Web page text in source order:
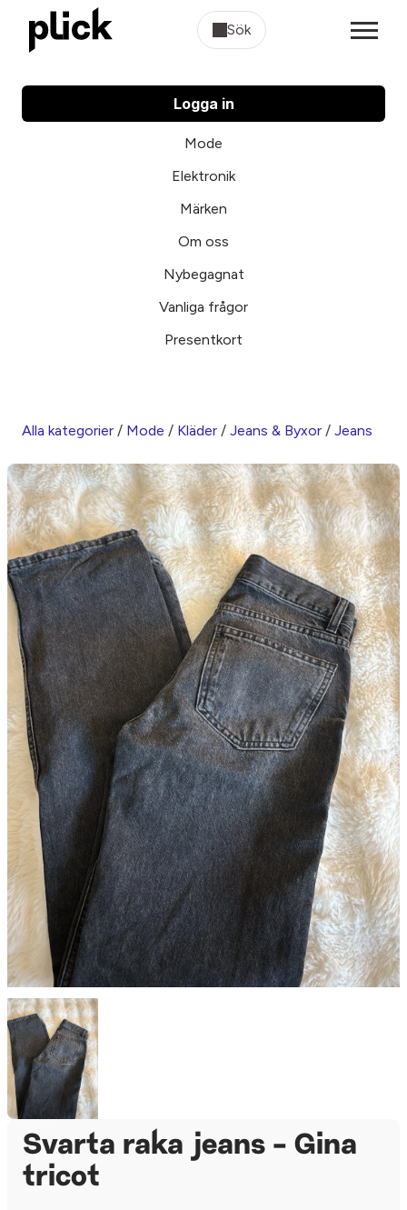
Sök
Logga in
Mode
Elektronik
Märken
Om oss
Nybegagnat
Vanliga frågor
Presentkort
Alla kategorier / Mode / Kläder / Jeans & Byxor / Jeans
Svarta raka jeans - Gina
tricot